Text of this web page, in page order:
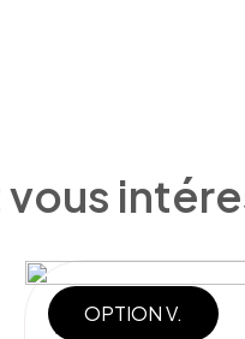
OPTION V.
APPARTEMENT